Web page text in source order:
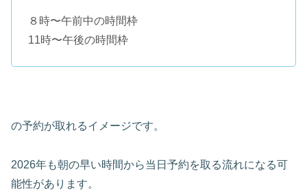
８時〜午前中の時間枠
11時〜午後の時間枠
の予約が取れるイメージです。
2026年も朝の早い時間から当日予約を取る流れになる可
能性があります。